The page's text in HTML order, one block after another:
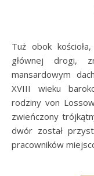
Tuż obok kościoła, w odległości około 50 metrów od
głównej drogi,
mansardowym
XVIII wieku
rodziny von
zwieńczony
dwór został
pracowników